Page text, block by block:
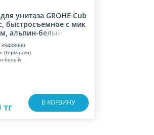
унитаза GROHE Cub
быстросъемное с мик
альпин-белый
(Германия)
белый
тг В КОРЗИНУ